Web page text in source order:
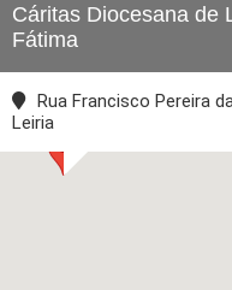
Cáritas Diocesana de
Fátima
Rua Francisco Pereira
Leiria